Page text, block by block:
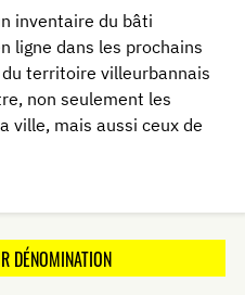
inventaire du bâti
ligne dans les prochains
territoire villeurbannais
non seulement les
ville, mais aussi ceux de
DÉNOMINATION